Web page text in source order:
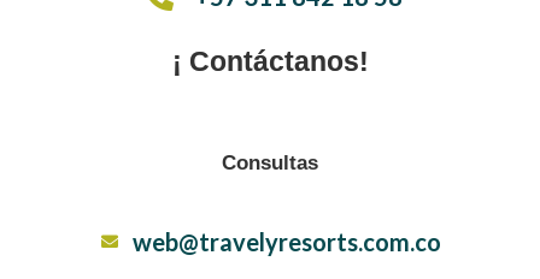
¡ Contáctanos!
Consultas
web@travelyresorts.com.co